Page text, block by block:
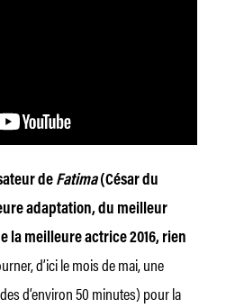
de Fatima(César du
adaptation, du meilleur
la meilleure actrice 2016, rien
d’ici le mois de mai, une
d’environ 50 minutes) pour la